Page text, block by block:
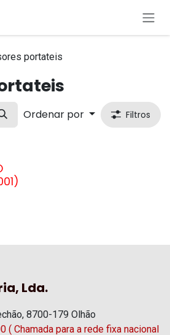
portateis
Ordenar por Filtros
Lda.
8700-179 Olhão
( Chamada para a rede fixa nacional